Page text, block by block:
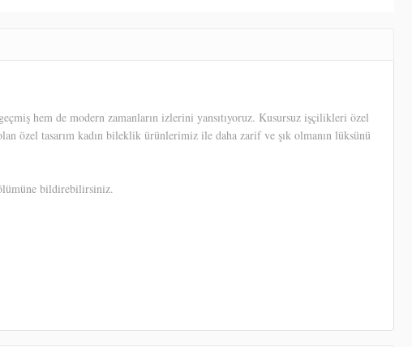
hem de modern zamanların izlerini yansıtıyoruz. Kusursuz işçilikleri özel
özel tasarım kadın bileklik ürünlerimiz ile daha zarif ve şık olmanın lüksünü
bildirebilirsiniz.